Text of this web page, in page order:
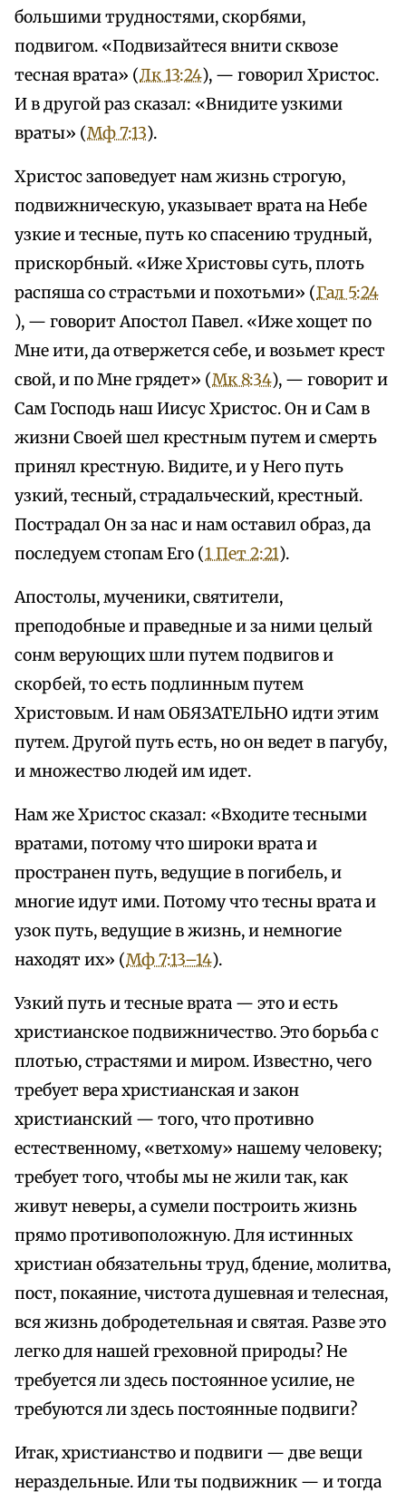
большими трудностями, скорбями,
подвигом. «Подвизайтеся внити сквозе
тесная врата» (Лк 13:24), — говорил Христос.
И в другой раз сказал: «Внидите узкими
враты» (Мф 7:13).
Христос заповедует нам жизнь строгую,
подвижническую, указывает врата на Небе
узкие и тесные, путь ко спасению трудный,
прискорбный. «Иже Христовы суть, плоть
распяша со страстьми и похотьми» (Гал 5:24
), — говорит Апостол Павел. «Иже хощет по
Мне ити, да отвержется себе, и возьмет крест
свой, и по Мне грядет» (Мк 8:34), — говорит и
Сам Господь наш Иисус Христос. Он и Сам в
жизни Своей шел крестным путем и смерть
принял крестную. Видите, и у Него путь
узкий, тесный, страдальческий, крестный.
Пострадал Он за нас и нам оставил образ, да
последуем стопам Его (1 Пет 2:21).
Апостолы, мученики, святители,
преподобные и праведные и за ними целый
сонм верующих шли путем подвигов и
скорбей, то есть подлинным путем
Христовым. И нам ОБЯЗАТЕЛЬНО идти этим
путем. Другой путь есть, но он ведет в пагубу,
и множество людей им идет.
Нам же Христос сказал: «Входите тесными
вратами, потому что широки врата и
пространен путь, ведущие в погибель, и
многие идут ими. Потому что тесны врата и
узок путь, ведущие в жизнь, и немногие
находят их» (Мф 7:13–14).
Узкий путь и тесные врата — это и есть
христианское подвижничество. Это борьба с
плотью, страстями и миром. Известно, чего
требует вера христианская и закон
христианский — того, что противно
естественному, «ветхому» нашему человеку;
требует того, чтобы мы не жили так, как
живут неверы, а сумели построить жизнь
прямо противоположную. Для истинных
христиан обязательны труд, бдение, молитва,
пост, покаяние, чистота душевная и телесная,
вся жизнь добродетельная и святая. Разве это
легко для нашей греховной природы? Не
требуется ли здесь постоянное усилие, не
требуются ли здесь постоянные подвиги?
Итак, христианство и подвиги — две вещи
нераздельные. Или ты подвижник — и тогда